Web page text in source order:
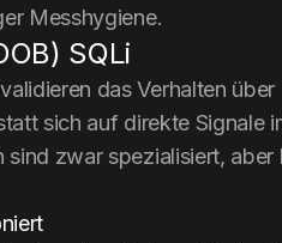
Messhygiene.
SQLi
das Verhalten über
sich auf direkte Signale
zwar spezialisiert,